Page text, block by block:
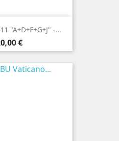
"A+D+F+G+J" -...
€